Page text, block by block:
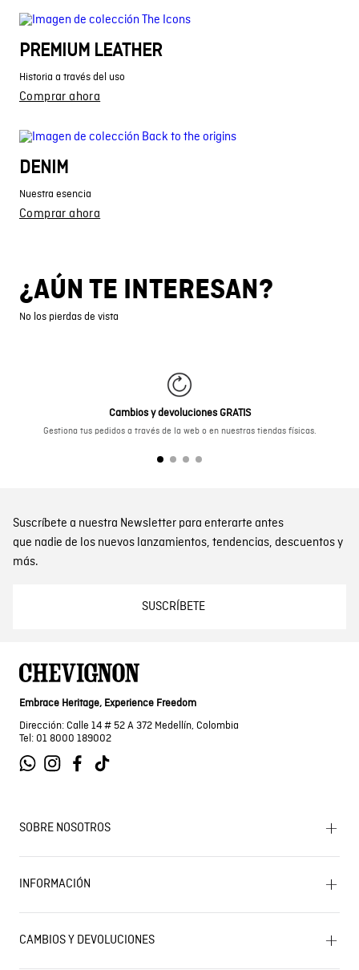
PREMIUM LEATHER
Historia a través del uso
Comprar ahora
DENIM
Nuestra esencia
Comprar ahora
¿AÚN TE INTERESAN?
No los pierdas de vista
Cambios y devoluciones GRATIS
Gestiona tus pedidos a través de la web o en nuestras tiendas físicas.
Suscríbete a nuestra Newsletter para enterarte antes
que nadie de los nuevos lanzamientos, tendencias, descuentos y
más.
SUSCRÍBETE
Embrace Heritage, Experience Freedom
Dirección: Calle 14 # 52 A 372 Medellín, Colombia
Tel: 01 8000 189002
SOBRE NOSOTROS
Encuentra tu tienda
Historia de la marca
Mapa del sitio
Próximos eventos
INFORMACIÓN
Términos y condiciones
Términos y condiciones de promociones
Política de Cookies
CAMBIOS Y DEVOLUCIONES